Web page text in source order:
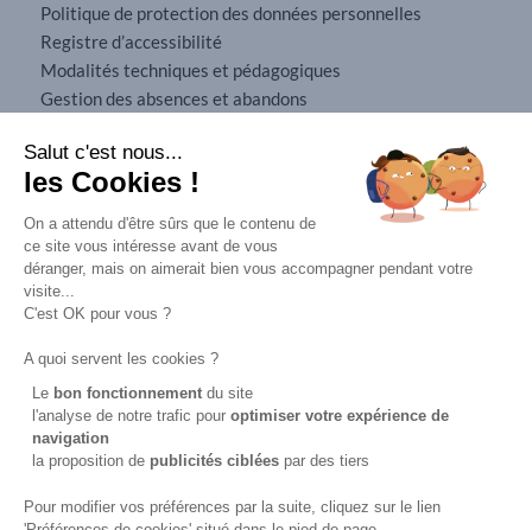
Salut c'est nous...
les Cookies !
On a attendu d'être sûrs que le contenu de
ce site vous intéresse avant de vous
déranger, mais on aimerait bien vous accompagner pendant votre
visite...
C'est OK pour vous ?
A quoi servent les cookies ?
Le bon fonctionnement du site
l'analyse de notre trafic pour optimiser votre expérience de
navigation
la proposition de publicités ciblées par des tiers
Pour modifier vos préférences par la suite, cliquez sur le lien
Politique de protection des données personnelles
Registre d’accessibilité
Modalités techniques et pédagogiques
Gestion des absences et abandons
Mobilité internationale
Mentions légales
94100 ST MAUR DES FOSSÉS
01 48 89 71 71